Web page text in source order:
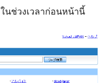
นช่วงเวลาก่อนหน้านี้